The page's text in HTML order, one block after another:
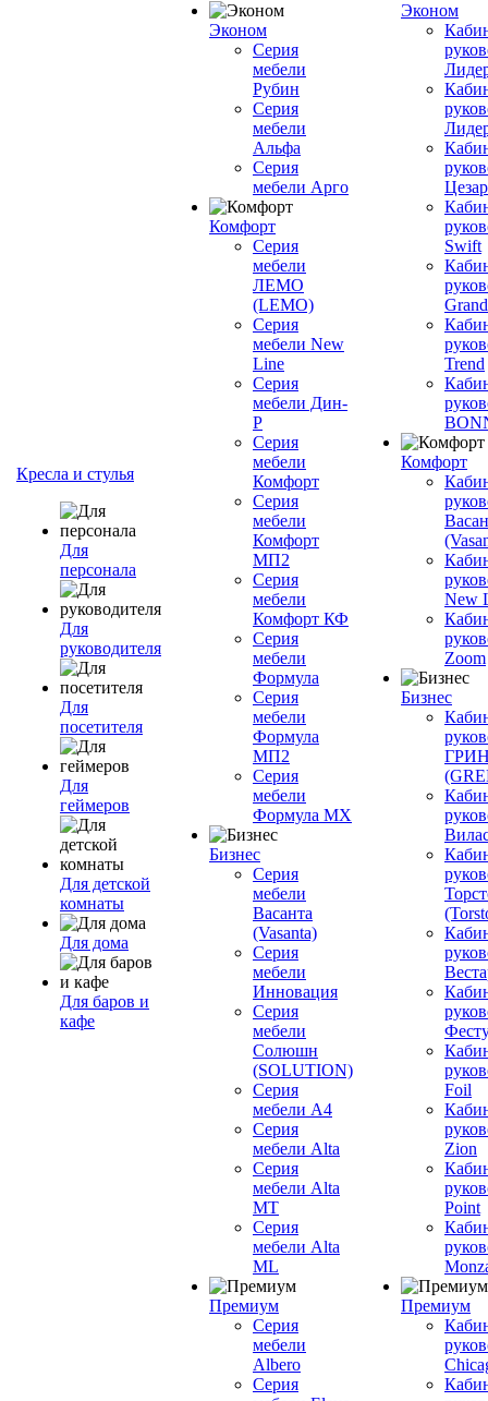
Кресла и стулья
Для
персонала
Для
руководителя
Для
посетителя
Для
геймеров
Для детской
комнаты
Для дома
Для баров и
кафе
Эконом
Серия
мебели
Рубин
Серия
мебели
Альфа
Серия
мебели Арго
Комфорт
Серия
мебели
ЛЕМО
(LEMO)
Серия
мебели New
Line
Серия
мебели Дин-
Р
Серия
мебели
Комфорт
Серия
мебели
Комфорт
МП2
Серия
мебели
Комфорт КФ
Серия
мебели
Формула
Серия
мебели
Формула
МП2
Серия
мебели
Формула МХ
Бизнес
Серия
мебели
Васанта
(Vasanta)
Серия
мебели
Инновация
Серия
мебели
Солюшн
(SOLUTION)
Серия
мебели A4
Серия
мебели Alta
Серия
мебели Alta
MT
Серия
мебели Alta
ML
Премиум
Серия
мебели
Albero
Серия
Эконом
Swift
Grand
Trend
Комфорт
New
Zoom
Бизнес
Foil
Zion
Point
Премиум